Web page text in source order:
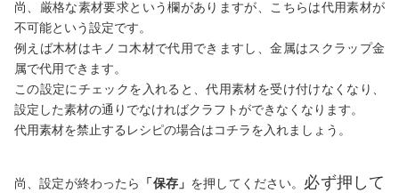
尚、厳格な素材要求という欄がありますが、こちらは代用素材が
不可能という設定です。
例えば木材はキノコ木材で代用できますし、金属はスクラップ金
属で代用できます。
この設定にチェックを入れると、代用素材を受け付けなくなり、
設定した素材の通りでなければクラフトができなくなります。
代用素材を禁止するレシピの場合はコチラを入れましょう。
尚、設定が終わったら 「保存」 を押してください。 必ず押して